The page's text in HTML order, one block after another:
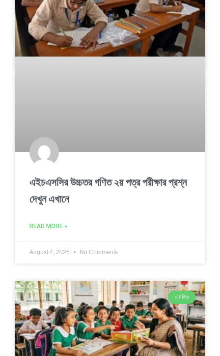
এইচএসসির উচ্চতর গণিত ২য় পত্র পরীক্ষার প্রশ্ন
দেখুন এখানে
READ MORE »
August 4, 2026 No Comments
এমপিও